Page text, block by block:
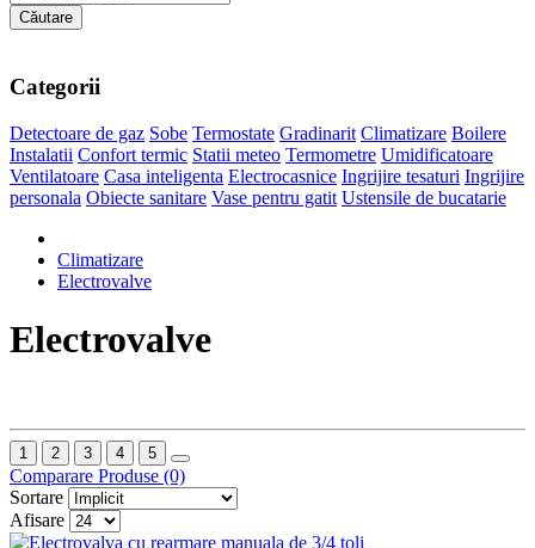
Căutare
Categorii
Detectoare de gaz Sobe Termostate Gradinarit Climatizare Boilere
Instalatii Confort termic Statii meteo Termometre Umidificatoare
Ventilatoare Casa inteligenta Electrocasnice Ingrijire tesaturi Ingrijire
personala Obiecte sanitare Vase pentru gatit Ustensile de bucatarie
Climatizare
Electrovalve
Electrovalve
1 2 3 4 5
Comparare Produse (0)
Sortare
Afisare